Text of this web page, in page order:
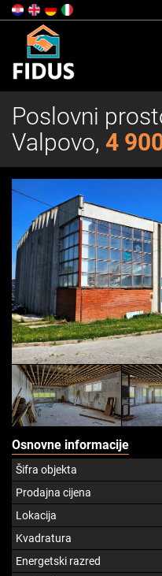
Poslovni
Valpovo, 4
Osnovne informacije
Šifra objekta
Prodajna cijena
Lokacija
Kvadratura
Energetski razred